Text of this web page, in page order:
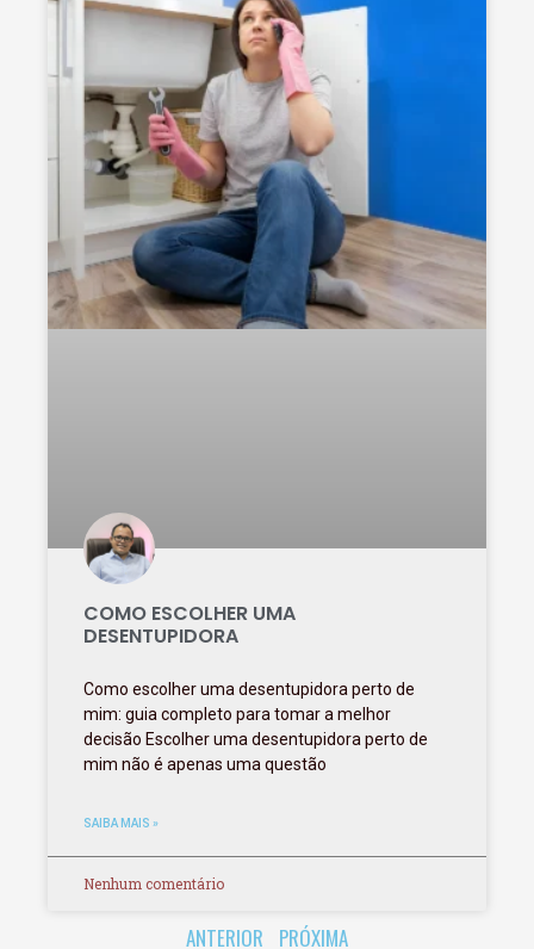
COMO ESCOLHER UMA
DESENTUPIDORA
Como escolher uma desentupidora perto de
mim: guia completo para tomar a melhor
decisão Escolher uma desentupidora perto de
mim não é apenas uma questão
SAIBA MAIS »
Nenhum comentário
ANTERIOR PRÓXIMA